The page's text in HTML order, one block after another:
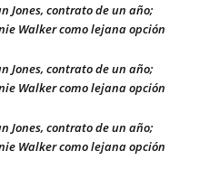
Jones, contrato de un año;
Walker como lejana opción
Jones, contrato de un año;
Walker como lejana opción
Jones, contrato de un año;
Walker como lejana opción